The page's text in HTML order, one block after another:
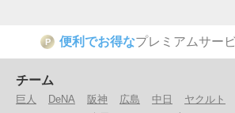
P 便利でお得なプレミアムサー
チーム
巨人 DeNA 阪神 広島 中日 ヤクルト